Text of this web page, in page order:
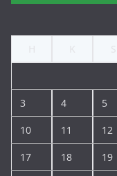
3 4 5
10 11 12
17 18 19